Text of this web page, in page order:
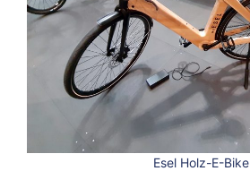
Esel Holz-E-Bike